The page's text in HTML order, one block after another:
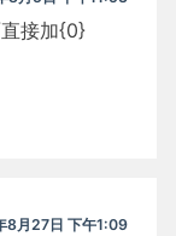
接加{0}
8月27日 下午1:09